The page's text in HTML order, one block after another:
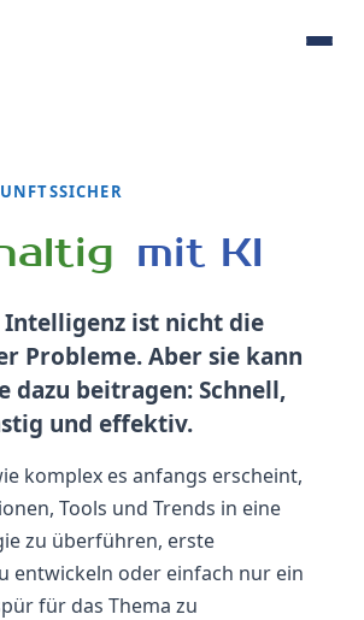
mit KI
Intelligenz ist nicht die
Probleme. Aber sie kann
dazu beitragen: Schnell,
und effektiv.
komplex es anfangs erscheint,
Tools und Trends in eine
zu überführen, erste
entwickeln oder einfach nur ein
für das Thema zu